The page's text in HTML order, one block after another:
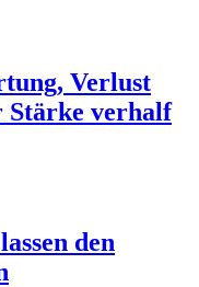
Verlust
Stärke verhalf
den